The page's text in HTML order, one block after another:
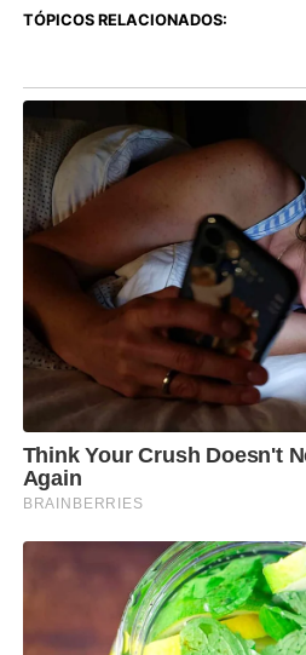
TÓPICOS RELACIONADOS: